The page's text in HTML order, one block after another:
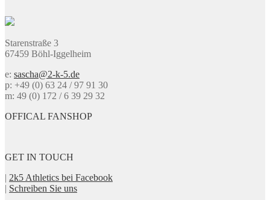
Produktseite
gewählt
Starenstraße 3
67459 Böhl-Iggelheim
e: sascha@2-k-5.de
p: +49 (0) 63 24 / 97 91 30
m: 49 (0) 172 / 6 39 29 32
OFFICAL FANSHOP
GET IN TOUCH
| 2k5 Athletics bei Facebook
| Schreiben Sie uns